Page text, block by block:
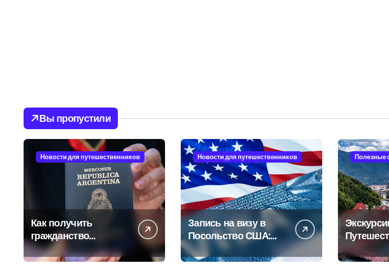
Вы пропустили
Новости для путешественников
Как получить
гражданство
Аргентины: Полное
руководство
Новости для путешественников
Запись на визу в
Посольство США:
Пошаговое
руководство
Полезные
сердце